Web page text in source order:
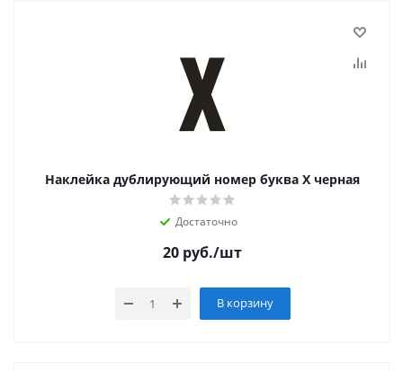
Наклейка дублирующий номер буква Х черная
Достаточно
20 руб./шт
В корзину